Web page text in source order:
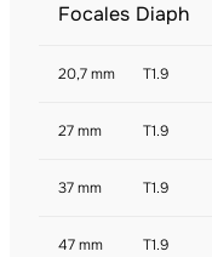
Focales Diaph
20,7 mm T1.9
27 mm T1.9
37 mm T1.9
47 mm T1.9